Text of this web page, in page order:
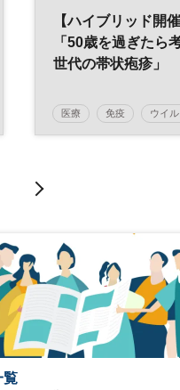
【ハイブリッド開
「50歳を過ぎた
世代の帯状疱疹」
医療 免疫 ウイル
覧